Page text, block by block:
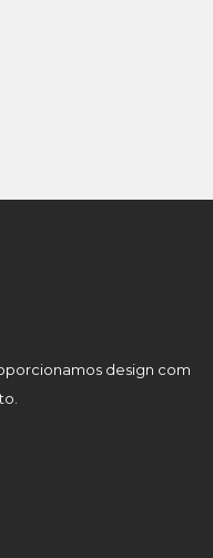
design com